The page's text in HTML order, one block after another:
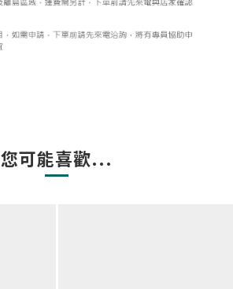
您可能喜歡...